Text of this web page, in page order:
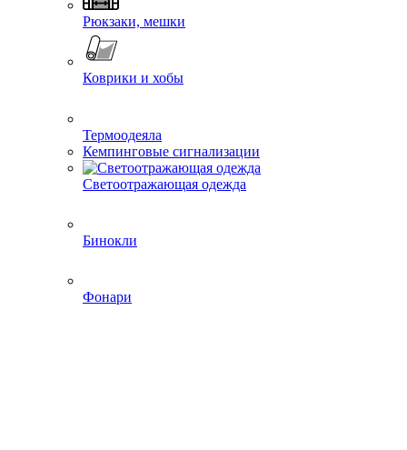
Рюкзаки, мешки
Коврики и хобы
Термоодеяла
Кемпинговые сигнализации
Светоотражающая одежда
Бинокли
Фонари